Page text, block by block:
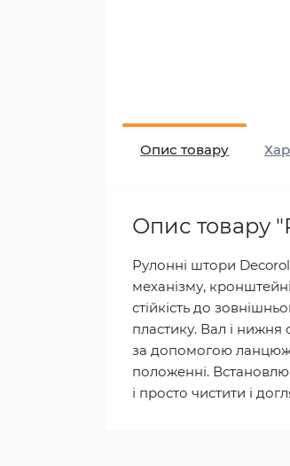
Опис товару
Опис товару
Рулонні штори
механізму,
стійкість до
пластику. Вал і нижня
за допомогою
положенні.
і просто чистити і